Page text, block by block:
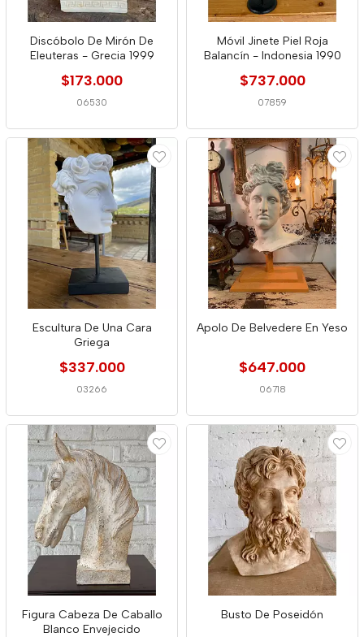
Discóbolo De Mirón De
Eleuteras - Grecia 1999
$173.000
06530
Móvil Jinete Piel Roja
Balancín - Indonesia 1990
$737.000
07859
Escultura De Una Cara
Griega
$337.000
03266
Apolo De Belvedere En Yeso
$647.000
06718
Figura Cabeza De Caballo
Blanco Envejecido
Busto De Poseidón